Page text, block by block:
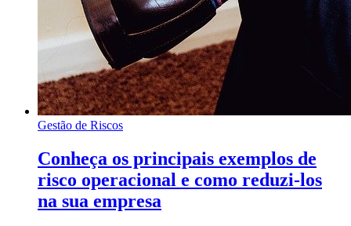
Gestão de Riscos
Conheça os principais exemplos de
risco operacional e como reduzi-los
na sua empresa